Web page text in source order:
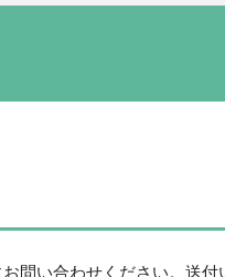
問い合わせください。送付